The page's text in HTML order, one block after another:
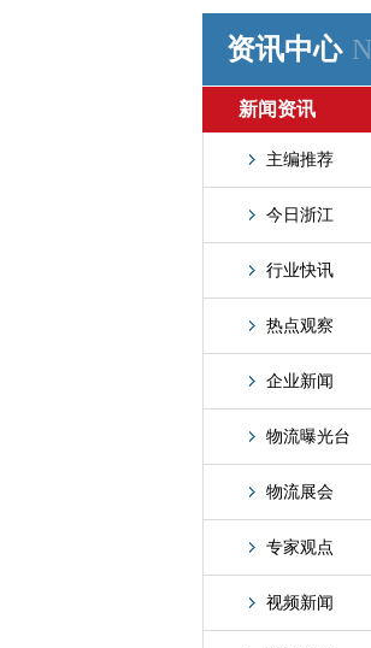
资讯中心
新闻资讯
主编推荐
今日浙江
行业快讯
热点观察
企业新闻
物流曝光台
物流展会
专家观点
视频新闻